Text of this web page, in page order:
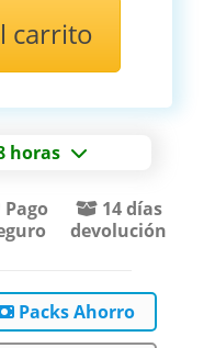
carrito
horas
Pago
14 días
devolución
Packs Ahorro